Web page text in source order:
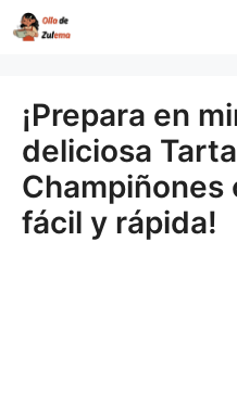
Saltar
¡Prepara en
deliciosa
Champiñones
fácil y rápida!